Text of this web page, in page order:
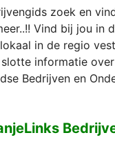
zoek en
Vind bij jou
in de regio
informatie
Bedrijven en